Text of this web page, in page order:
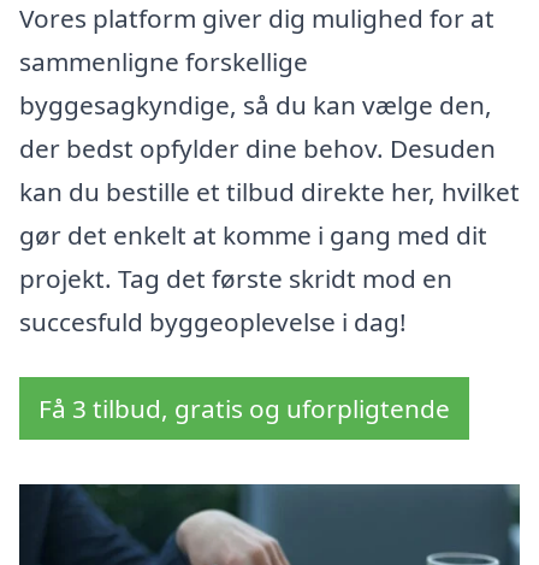
Vores platform giver dig mulighed for at
sammenligne forskellige
byggesagkyndige, så du kan vælge den,
der bedst opfylder dine behov. Desuden
kan du bestille et tilbud direkte her, hvilket
gør det enkelt at komme i gang med dit
projekt. Tag det første skridt mod en
succesfuld byggeoplevelse i dag!
Få 3 tilbud, gratis og uforpligtende